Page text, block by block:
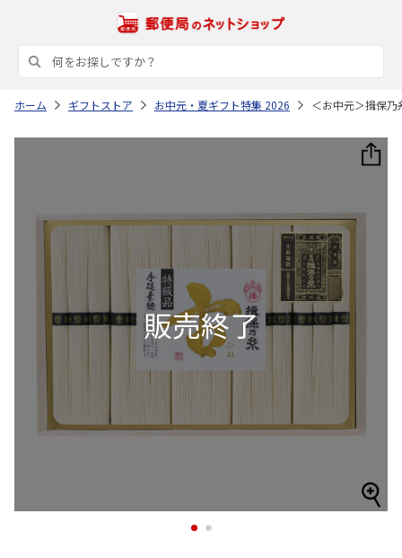
ホーム ギフトストア お中元・夏ギフト特集 2026 ＜お中元＞揖保
1 2